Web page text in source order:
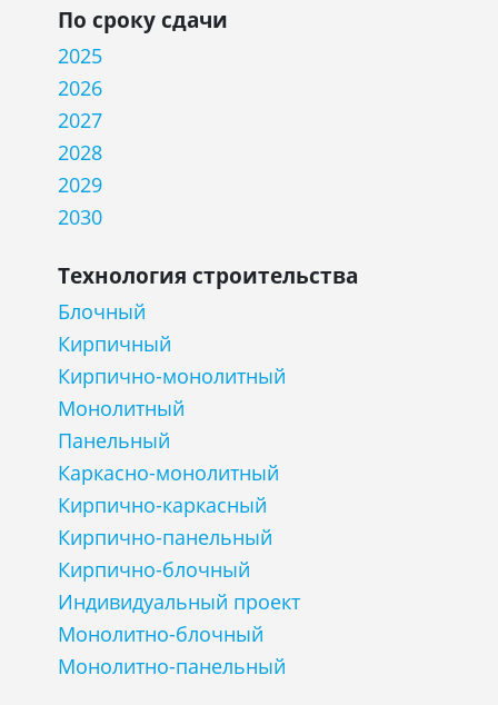
По сроку сдачи
2025
2026
2027
2028
2029
2030
Технология строительства
Блочный
Кирпичный
Кирпично-монолитный
Монолитный
Панельный
Каркасно-монолитный
Кирпично-каркасный
Кирпично-панельный
Кирпично-блочный
Индивидуальный проект
Монолитно-блочный
Монолитно-панельный